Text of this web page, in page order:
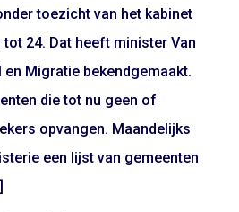
toezicht van het kabinet
24. Dat heeft minister Van
en Migratie bekendgemaakt.
die tot nu geen of
opvangen. Maandelijks
een lijst van gemeenten